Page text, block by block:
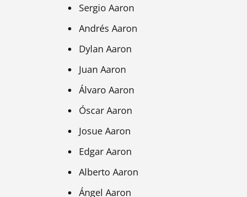
Sergio Aaron
Andrés Aaron
Dylan Aaron
Juan Aaron
Álvaro Aaron
Óscar Aaron
Josue Aaron
Edgar Aaron
Alberto Aaron
Ángel Aaron